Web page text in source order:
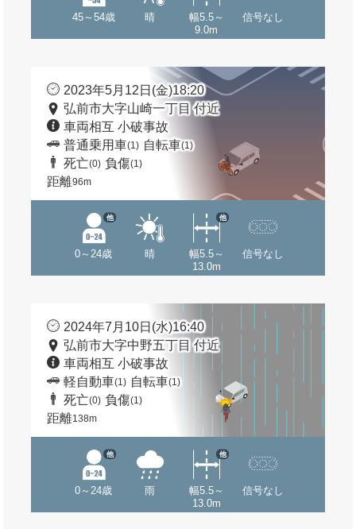
45～54歳 晴
幅5.5～
9.0m
信号なし
2023年5月12日(金)18:20
弘前市大字山崎一丁目 付近
車両相互 小破事故
普通乗用車(1) 自転車(1)
死亡(0) 負傷(1)
距離96m
0～24歳
他
晴
幅5.5～
13.0m
他
信号なし
2024年7月10日(水)16:40
弘前市大字中野五丁目 付近
車両相互 小破事故
軽自動車(1) 自転車(1)
死亡(0) 負傷(1)
距離138m
0～24歳
他
雨
幅5.5～
13.0m
他
信号なし